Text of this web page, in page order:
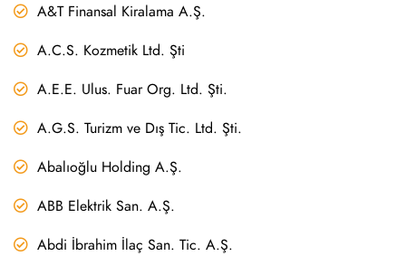
A&T Finansal Kiralama A.Ş.
A.C.S. Kozmetik Ltd. Şti
A.E.E. Ulus. Fuar Org. Ltd. Şti.
A.G.S. Turizm ve Dış Tic. Ltd. Şti.
Abalıoğlu Holding A.Ş.
ABB Elektrik San. A.Ş.
Abdi İbrahim İlaç San. Tic. A.Ş.